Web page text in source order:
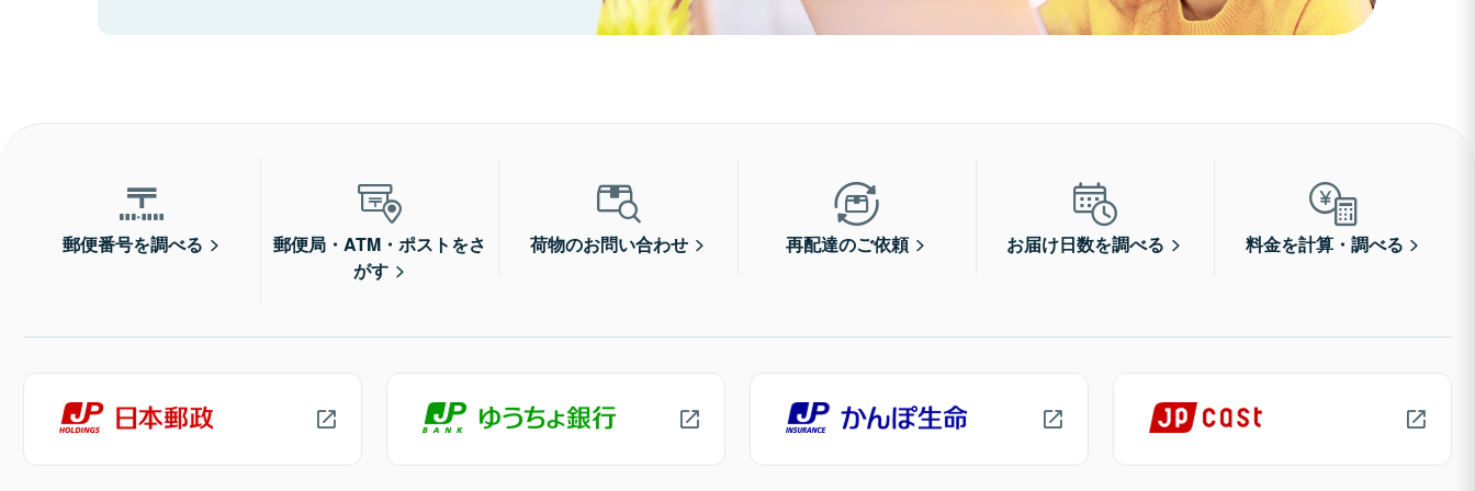
郵便番号を調べる
郵便局・ATM・ポストをさ
がす
荷物のお問い合わせ 再配達のご依頼 お届け日数を調べる 料金を計算・調べる